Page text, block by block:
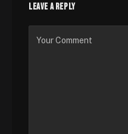
LEAVE A REPLY